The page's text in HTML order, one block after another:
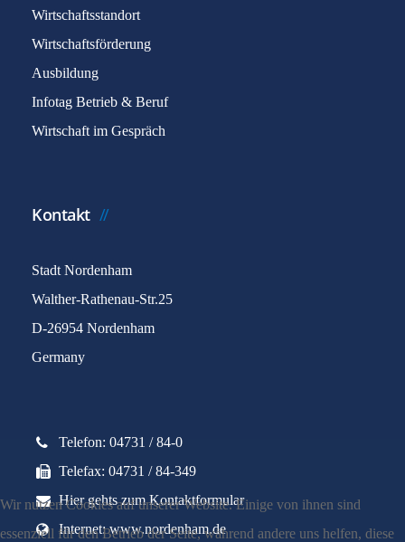
Wirtschaftsstandort
Wirtschaftsförderung
Ausbildung
Infotag Betrieb & Beruf
Wirtschaft im Gespräch
Kontakt
Stadt Nordenham
Walther-Rathenau-Str.25
D-26954 Nordenham
Germany
Telefon: 04731 / 84-0
Telefax: 04731 / 84-349
Hier gehts zum Kontaktformular
Internet: www.nordenham.de
Wir nutzen Cookies auf unserer Website. Einige von ihnen sind
essenziell für den Betrieb der Seite, während andere uns helfen, diese